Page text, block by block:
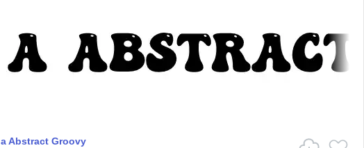
a Abstract Groovy